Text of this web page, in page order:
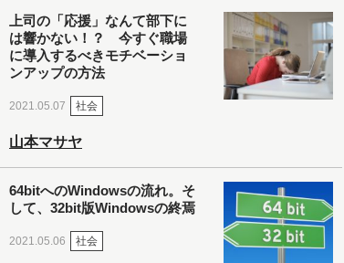
上司の「応援」なんて部下に
は響かない！？ 今すぐ職場
に導入するべきモチベーショ
ンアップの方法
2021.05.07 社会
山本マサヤ
64bitへのWindowsの流れ。そ
して、32bit版Windowsの終焉
2021.05.06 社会